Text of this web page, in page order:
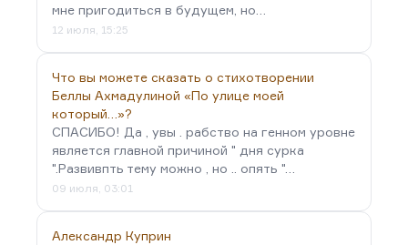
мне пригодиться в будущем, но…
12 июля, 15:25
Что вы можете сказать о стихотворении
Беллы Ахмадулиной «По улице моей
который…»?
СПАСИБО! Да , увы . рабство на генном уровне
является главной причиной " дня сурка
".Развивпть тему можно , но .. опять "…
09 июля, 03:01
Александр Куприн